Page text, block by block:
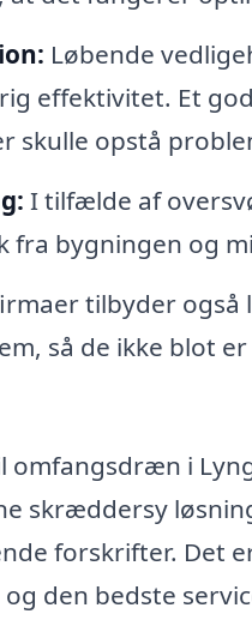
Løbende
effektivitet. Et
skulle opstå
I tilfælde af
bygningen og
tilbyder også
så de ikke blot
i
skræddersy
forskrifter. Det
den bedste